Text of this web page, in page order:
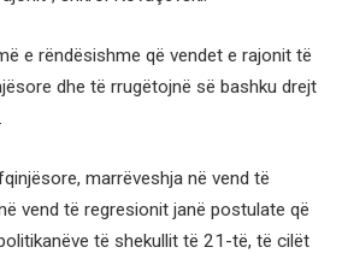
e rëndësishme që vendet e rajonit të
dhe të rrugëtojnë së bashku drejt
marrëveshja në vend të
vend të regresionit janë postulate që
të shekullit të 21-të, të cilët